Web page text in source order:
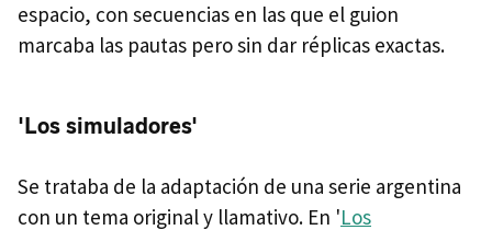
espacio, con secuencias en las que el guion
marcaba las pautas pero sin dar réplicas exactas.
'Los simuladores'
Se trataba de la adaptación de una serie argentina
con un tema original y llamativo. En 'Los